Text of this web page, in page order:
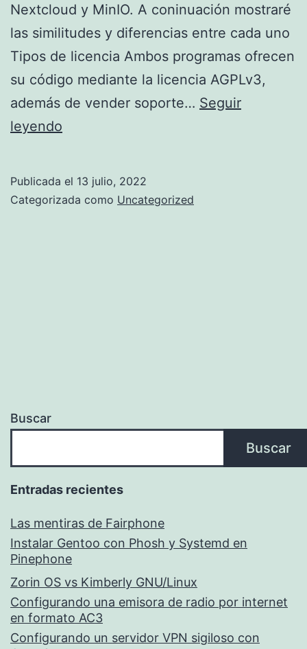
Nextcloud y MinIO. A coninuación mostraré
las similitudes y diferencias entre cada uno
Tipos de licencia Ambos programas ofrecen
su código mediante la licencia AGPLv3,
además de vender soporte… Seguir
leyendo
Similitudes
Publicada el 13 julio, 2022
Categorizada como Uncategorized
Buscar
Buscar
Entradas recientes
Las mentiras de Fairphone
Instalar Gentoo con Phosh y Systemd en
Pinephone
Zorin OS vs Kimberly GNU/Linux
Configurando una emisora de radio por internet
en formato AC3
Configurando un servidor VPN sigiloso con